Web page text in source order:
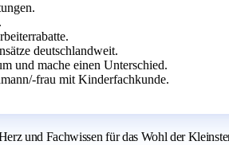
deutschlandweit.
und mache einen Unterschied.
frau mit Kinderfachkunde.
und Fachwissen für das Wohl der